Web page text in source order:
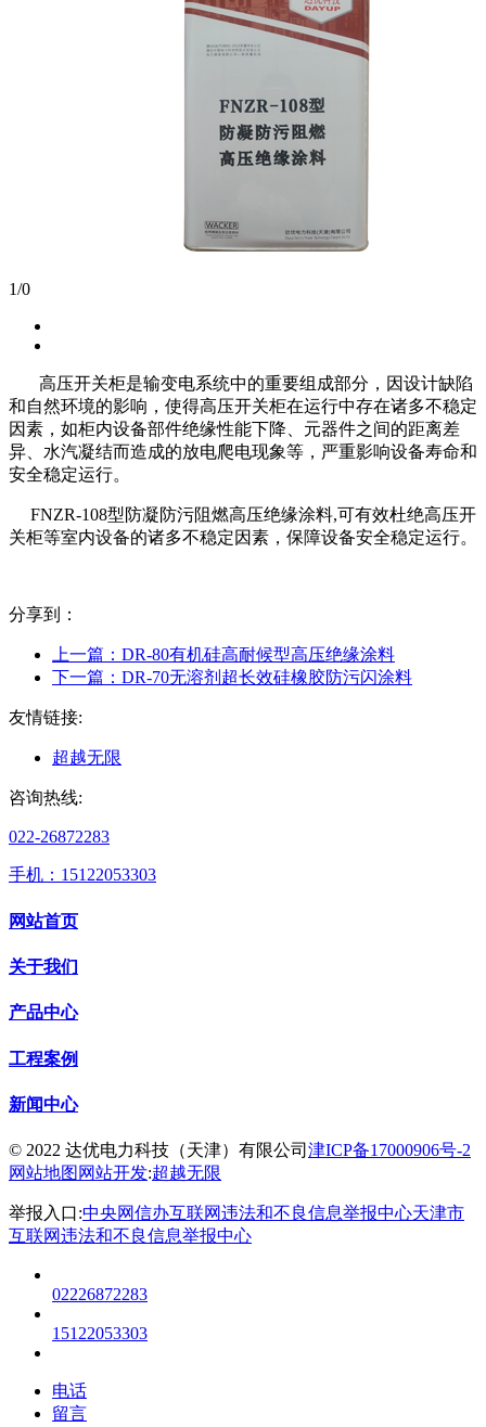
1/0
高压开关柜是输变电系统中的重要组成部分，因设计缺陷
和自然环境的影响，使得高压开关柜在运行中存在诸多不稳定
因素，如柜内设备部件绝缘性能下降、元器件之间的距离差
异、水汽凝结而造成的放电爬电现象等，严重影响设备寿命和
安全稳定运行。
FNZR-108型防凝防污阻燃高压绝缘涂料,可有效杜绝高压开
关柜等室内设备的诸多不稳定因素，保障设备安全稳定运行。
分享到：
上一篇： DR-80有机硅高耐候型高压绝缘涂料
下一篇： DR-70无溶剂超长效硅橡胶防污闪涂料
友情链接:
超越无限
咨询热线:
022-26872283
手机：15122053303
网站首页
关于我们
产品中心
工程案例
新闻中心
© 2022 达优电力科技（天津）有限公司 津ICP备17000906号-2
网站地图 网站开发:超越无限
举报入口:中央网信办互联网违法和不良信息举报中心天津市
互联网违法和不良信息举报中心
02226872283
15122053303
电话
留言